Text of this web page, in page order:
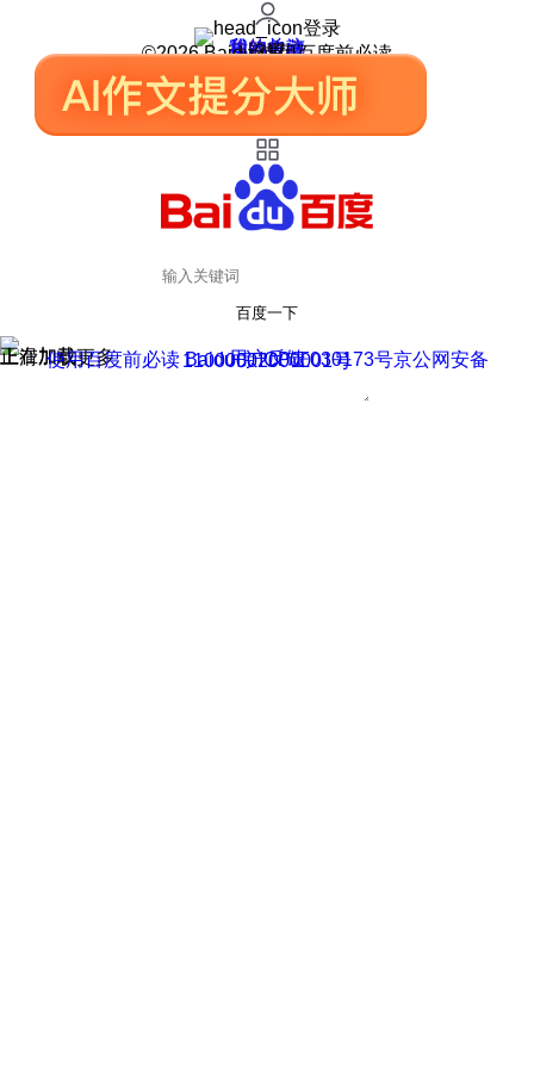
登录
我的关注
我的收藏
皮肤中心
用户反馈
设置
©2026 Baidu 使用百度前必读
百度一下
正在加载
上滑加载更多 用户反馈
使用百度前必读 Baidu 京ICP证030173号
京公网安备11000002000001号